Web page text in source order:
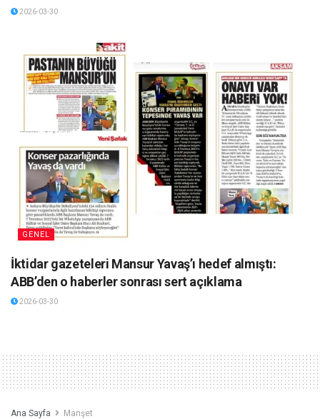
2026-03-30
GENEL
İktidar gazeteleri Mansur Yavaş’ı hedef almıştı:
ABB’den o haberler sonrası sert açıklama
2026-03-30
Ana Sayfa Manşet